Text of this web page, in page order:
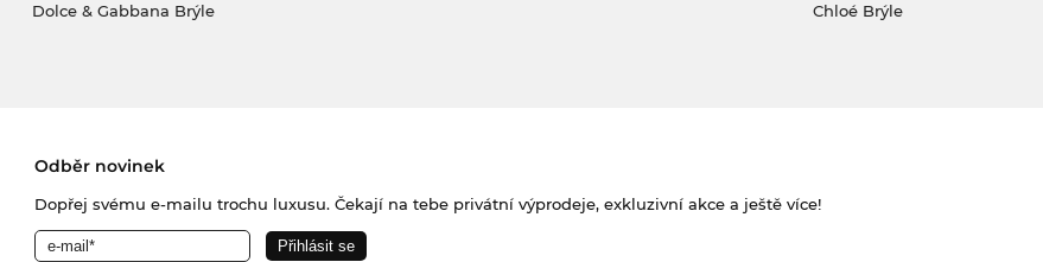
Dolce & Gabbana Brýle
Chloé Brýle
Odběr novinek
Dopřej svému e-mailu trochu luxusu. Čekají na tebe privátní výprodeje, exkluzivní akce a ještě více!